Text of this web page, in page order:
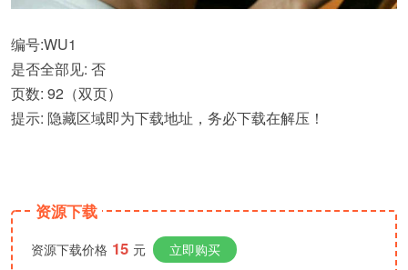
编号:WU1
是否全部见: 否
页数: 92（双页）
提示: 隐藏区域即为下载地址，务必下载在解压！
资源下载
资源下载价格 15 元 立即购买